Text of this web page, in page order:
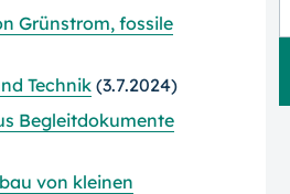
Grünstrom, fossile
Technik (3.7.2024)
Begleitdokumente
von kleinen